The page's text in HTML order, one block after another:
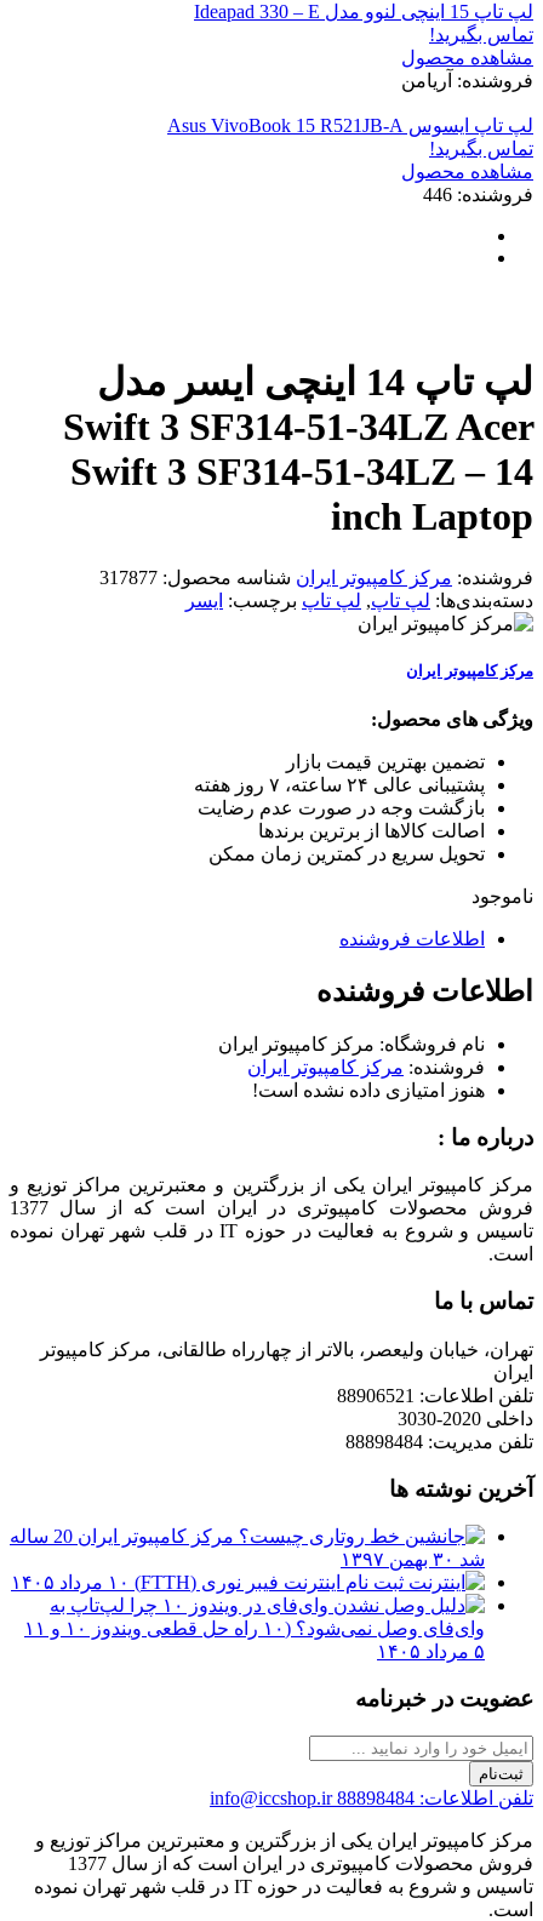
لپ تاپ 15 اینچی لنوو مدل Ideapad 330 – E
تماس بگیرید!
مشاهده محصول
فروشنده: آریامن
لپ تاپ ایسوس Asus VivoBook 15 R521JB-A
تماس بگیرید!
مشاهده محصول
فروشنده: 446
لپ تاپ 14 اینچی ایسر مدل
Swift 3 SF314-51-34LZ Acer
Swift 3 SF314-51-34LZ – 14
inch Laptop
فروشنده: مرکز کامپیوتر ایران شناسه محصول: 317877
دسته‌بندی‌ها: لپ تاپ, لپ تاپ برچسب: ایسر
مرکز کامپیوتر ایران
ویژگی های محصول:
تضمین بهترین قیمت بازار
پشتیبانی عالی ۲۴ ساعته، ۷ روز هفته
بازگشت وجه در صورت عدم رضایت
اصالت کالاها از برترین برندها
تحویل سریع در کمترین زمان ممکن
ناموجود
اطلاعات فروشنده
اطلاعات فروشنده
نام فروشگاه: مرکز کامپیوتر ایران
فروشنده: مرکز کامپیوتر ایران
هنوز امتیازی داده نشده است!
درباره ما :
مرکز کامپیوتر ایران یکی از بزرگترین و معتبرترین مراکز توزیع و
فروش محصولات کامپیوتری در ایران است که از سال 1377
تاسیس و شروع به فعالیت در حوزه IT در قلب شهر تهران نموده
است.
تماس با ما
تهران، خیابان ولیعصر، بالاتر از چهارراه طالقانی، مرکز کامپیوتر
ایران
تلفن اطلاعات: 88906521
داخلی 2020-3030
تلفن مدیریت: 88898484
آخرین نوشته ها
مرکز کامپیوتر ایران 20 ساله
شد ۳۰ بهمن ۱۳۹۷
ثبت نام اینترنت فیبر نوری (FTTH)
۱۰ مرداد ۱۴۰۵
چرا لپ‌تاپ به
وای‌فای وصل نمی‌شود؟ (۱۰ راه حل قطعی ویندوز ۱۰ و ۱۱
۵ مرداد ۱۴۰۵
عضویت در خبرنامه
ثبت‌نام
تلفن اطلاعات: 88898484 info@iccshop.ir
مرکز کامپیوتر ایران یکی از بزرگترین و معتبرترین مراکز توزیع و
فروش محصولات کامپیوتری در ایران است که از سال 1377
تاسیس و شروع به فعالیت در حوزه IT در قلب شهر تهران نموده
است.